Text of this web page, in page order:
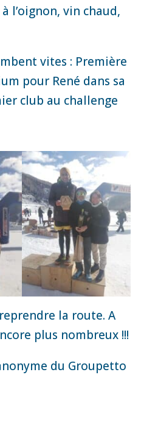
l’oignon, vin chaud,
vites : Première
pour René dans sa
club au challenge
la route. A
plus nombreux !!!
du Groupetto